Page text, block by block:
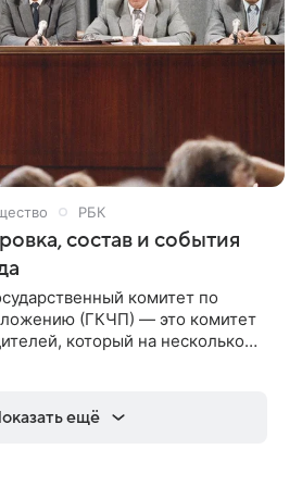
РБК
состав и события
комитет по
(ГКЧП) — это комитет
который на несколько
по чрезвычайному
это комитет советских
ещё